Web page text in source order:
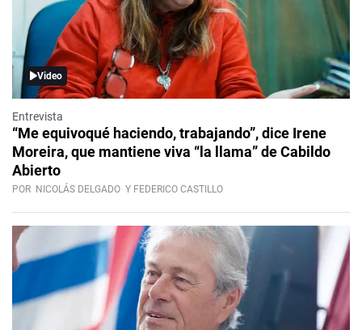
Video
Entrevista
“Me equivoqué haciendo, trabajando”, dice Irene
Moreira, que mantiene viva “la llama” de Cabildo
Abierto
POR NICOLÁS DELGADO Y FEDERICO CASTILLO